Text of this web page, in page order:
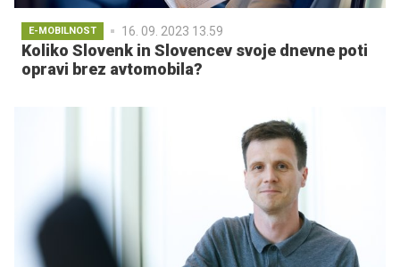
E-MOBILNOST 16. 09. 2023 13.59
Koliko Slovenk in Slovencev svoje dnevne poti
opravi brez avtomobila?